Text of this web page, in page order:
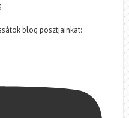
blog posztjainkat: